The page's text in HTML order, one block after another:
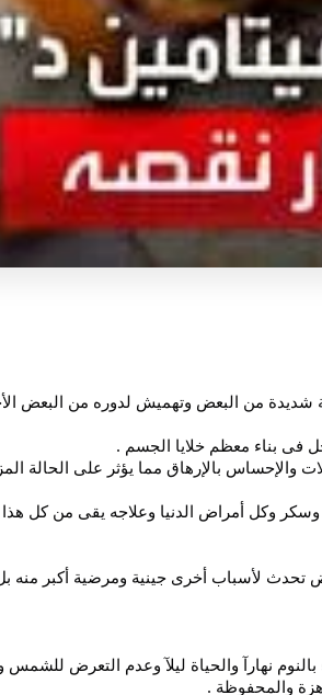
شديدة من البعض وتهميش لدوره من البعض
فى بناء معظم خلايا الجسم .
والإحساس بالإرهاق مما يؤثر على الحالة
وسكر وكل أمراض الدنيا وعلاجه يقى من كل
لأسباب أخرى جينية ومرضية أكبر منه بل
نهارآ والحياة ليلآ وعدم التعرض
والمحفوظة .